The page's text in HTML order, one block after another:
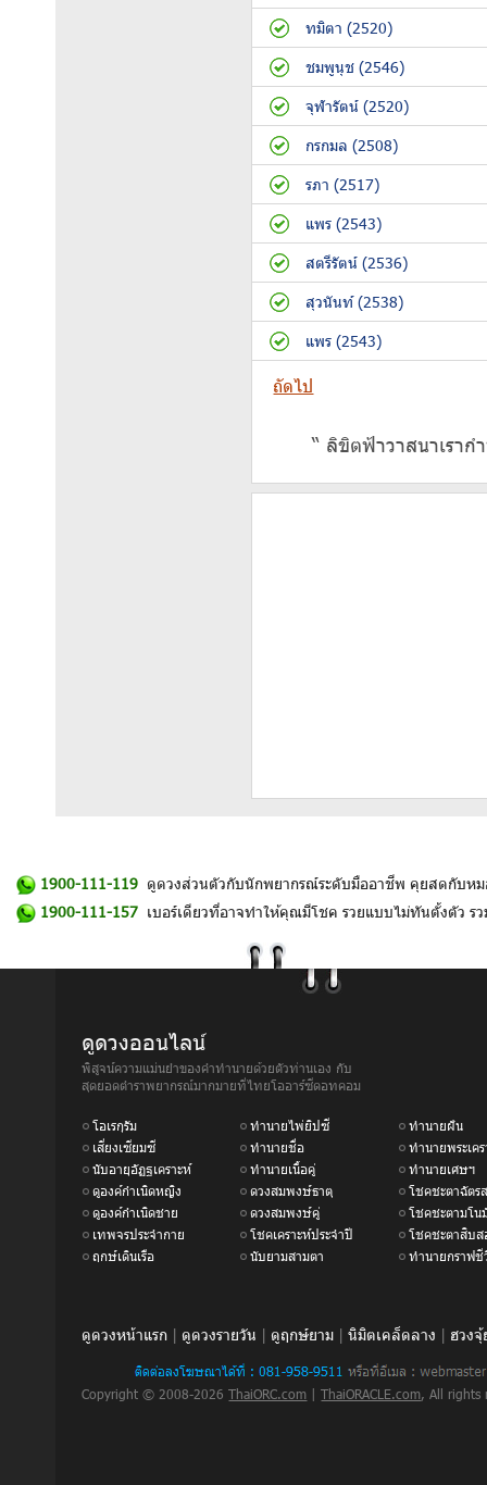
ทมิตา (2520)
ชมพูนุช (2546)
จุฬารัตน์ (2520)
กรกมล (2508)
รภา (2517)
แพร (2543)
สตรีรัตน์ (2536)
สุวนันท์ (2538)
แพร (2543)
ถัดไป
“ ลิขิตฟ้าวาสนาเรา
1900-111-119 ดูดวงส่วนตัวกับนักพยากรณ์ระดับมืออาชีพ คุยสดกับห
1900-111-157 เบอร์เดียวที่อาจทำให้คุณมีโชค รวยแบบไม่ทันตั้งตัว ร
ดูดวงออนไลน์
พิสูจน์ความแม่นยำของคำทำนายด้วยตัวท่านเอง กับ
สุดยอดตำราพยากรณ์มากมายที่ไทยโออาร์ซีดอทคอม
โอเรกุรัม ทำนายไพ่ยิปซี
ทำนายฝัน
เสี่ยงเซียมซี
ทำนายชื่อ
ทำนายพระเค
นับอายุอัฏฐเคราะห์
ทำนายเนื้อคู่
ทำนายเศษฯ
ดูองค์กำเนิดหญิง
ดวงสมพงษ์ธาตุ
โชคชะตาฉัตร
ดูองค์กำเนิดชาย
ดวงสมพงษ์คู่
โชคชะตามโน
เทพจรประจำกาย
โชคเคราะห์ประจำปี
โชคชะตาสิบส
ฤกษ์เดินเรือ
นับยามสามตา ทำนายกราฟชี
ดูดวงหน้าแรก | ดูดวงรายวัน | ดูฤกษ์ยาม |นิมิตเคล็ดลาง | ฮวงจุ้
Copyright © 2008-2026ThaiORC.com |ThaiORACLE.com, All rights